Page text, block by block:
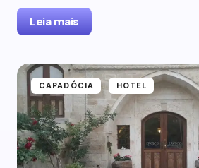
Leia mais
CAPADÓCIA HOTEL